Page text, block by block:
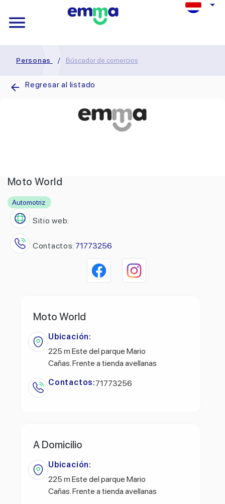
Personas / Búscador de comercios
Regresar al listado
Moto World
Automotriz
Sitio web:
Contactos: 71773256
Moto World
Ubicación:
225 m Este del parque Mario
Cañas. Frente a tienda avellanas
Contactos:71773256
A Domicilio
Ubicación:
225 m Este del parque Mario
Cañas. Frente a tienda avellanas